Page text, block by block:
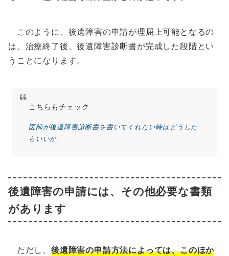
このように、後遺障害の申請が理屈上可能となるの
は、治療終了後、後遺障害診断書が完成した段階とい
うことになります。
こちらもチェック
医師が後遺障害診断書を書いてくれない時はどうした
らいいか
後遺障害の申請には、その他必要な書類
があります
ただし、 後遺障害の申請方法によっては、このほか